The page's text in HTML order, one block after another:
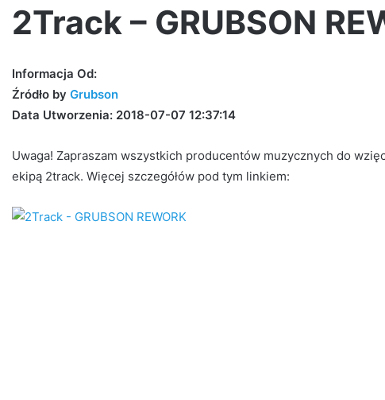
2Track – GRUBSON
Informacja Od:
Źródło by Grubson
Data Utworzenia: 2018-07-07 12:37:14
Uwaga! Zapraszam wszystkich producentów muzycznych do
ekipą 2track. Więcej szczegółów pod tym linkiem:
(Official
Sauce – HAŁAS (Official Video)